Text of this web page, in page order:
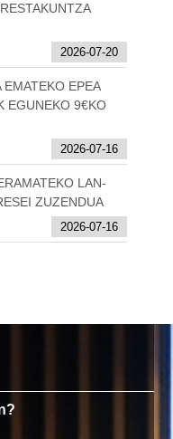
2026-07-20
EPEA
EGUNEKO 9€KO
2026-07-16
LAN-
ZUZENDUA
2026-07-16